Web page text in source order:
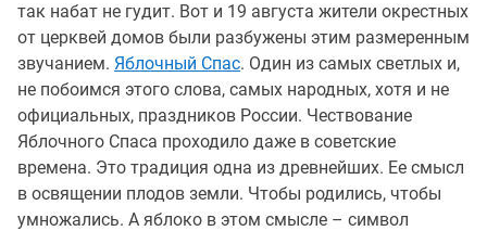
так набат не гудит. Вот и 19 августа жители окрестных
от церквей домов были разбужены этим размеренным
звучанием. Яблочный Спас. Один из самых светлых и,
не побоимся этого слова, самых народных, хотя и не
официальных, праздников России. Чествование
Яблочного Спаса проходило даже в советские
времена. Это традиция одна из древнейших. Ее смысл
в освящении плодов земли. Чтобы родились, чтобы
умножались. А яблоко в этом смысле – символ